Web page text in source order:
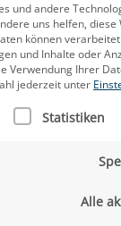
den
an Ihre
und andere
uns helfen,
können
und Inhalte oder
Verwendung Ihrer
jederzeit unter
DER
Statistiken
Alle